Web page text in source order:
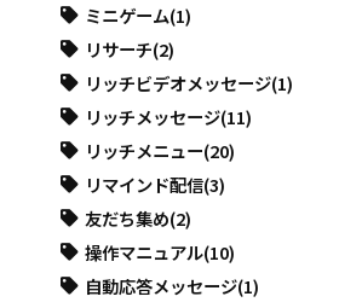
ミニゲーム(1)
リサーチ(2)
リッチビデオメッセージ(1)
リッチメッセージ(11)
リッチメニュー(20)
リマインド配信(3)
友だち集め(2)
操作マニュアル(10)
自動応答メッセージ(1)